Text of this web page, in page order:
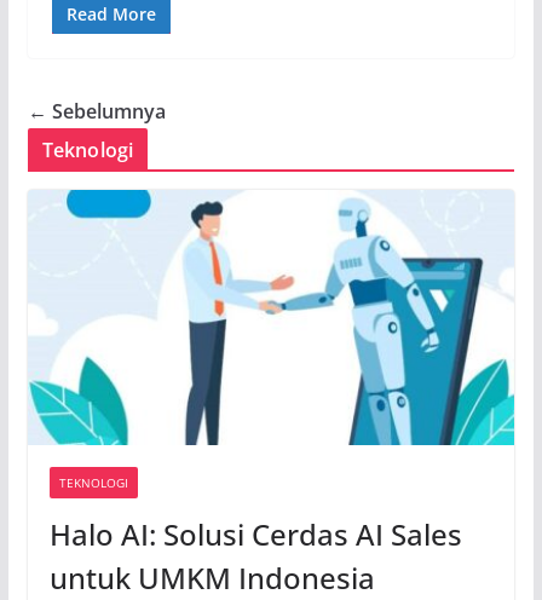
Read More
← Sebelumnya
Teknologi
TEKNOLOGI
Halo AI: Solusi Cerdas AI Sales
untuk UMKM Indonesia